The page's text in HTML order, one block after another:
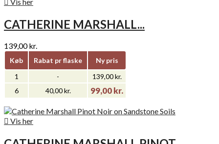
CATHERINE MARSHALL...
139,00 kr.
Køb Rabat pr flaske
Ny pris
1
-
139,00 kr.
6
40,00 kr. 99,00 kr.
 Vis her